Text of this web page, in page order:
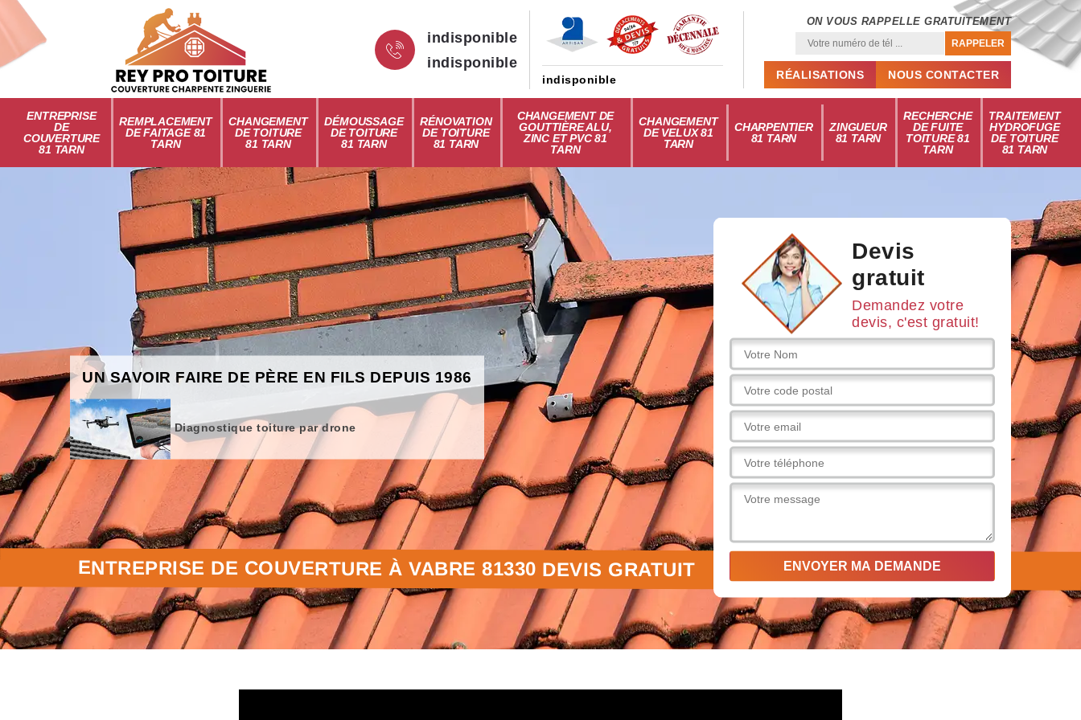
indisponible
indisponible
indisponible
ON VOUS RAPPELLE GRATUITEMENT
RÉALISATIONS NOUS CONTACTER
ENTREPRISE
DE
COUVERTURE
81 TARN
REMPLACEMENT
DE FAITAGE 81
TARN
CHANGEMENT
DE TOITURE
81 TARN
DÉMOUSSAGE
DE TOITURE
81 TARN
RÉNOVATION
DE TOITURE
81 TARN
CHANGEMENT DE
GOUTTIÈRE ALU,
ZINC ET PVC 81
TARN
CHANGEMENT
DE VELUX 81
TARN
CHARPENTIER
81 TARN
ZINGUEUR
81 TARN
RECHERCHE
DE FUITE
TOITURE 81
TARN
TRAITEMENT
HYDROFUGE
DE TOITURE
81 TARN
UN SAVOIR FAIRE DE PÈRE EN FILS DEPUIS 1986
Diagnostique toiture par drone
Devis
gratuit
Demandez votre
devis, c'est gratuit!
ENTREPRISE DE COUVERTURE À VABRE 81330 DEVIS GRATUIT